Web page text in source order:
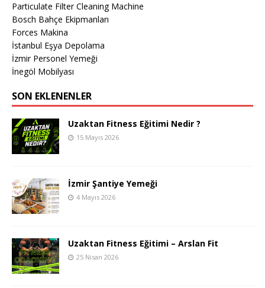
Particulate Filter Cleaning Machine
Bosch Bahçe Ekipmanları
Forces Makina
İstanbul Eşya Depolama
İzmir Personel Yemeği
İnegöl Mobilyası
SON EKLENENLER
Uzaktan Fitness Eğitimi Nedir ?
15 Mayıs 2026
İzmir Şantiye Yemeği
4 Mayıs 2026
Uzaktan Fitness Eğitimi – Arslan Fit
25 Nisan 2026